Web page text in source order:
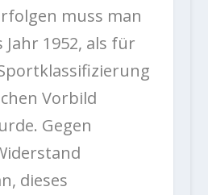
muss man
1952, als für
Vorbild
Gegen
dieses